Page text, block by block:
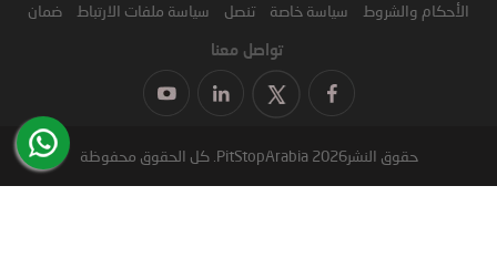
الأحكام والشروط سياسة خاصة تنصل سياسة ملفات الارتباط ضمان
تواصل معنا
حقوق النشر2026 PitStopArabia. كل الحقوق محفوظة